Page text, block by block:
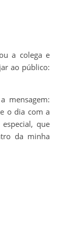
a colega e
ao público:
mensagem:
o dia com a
que
da minha